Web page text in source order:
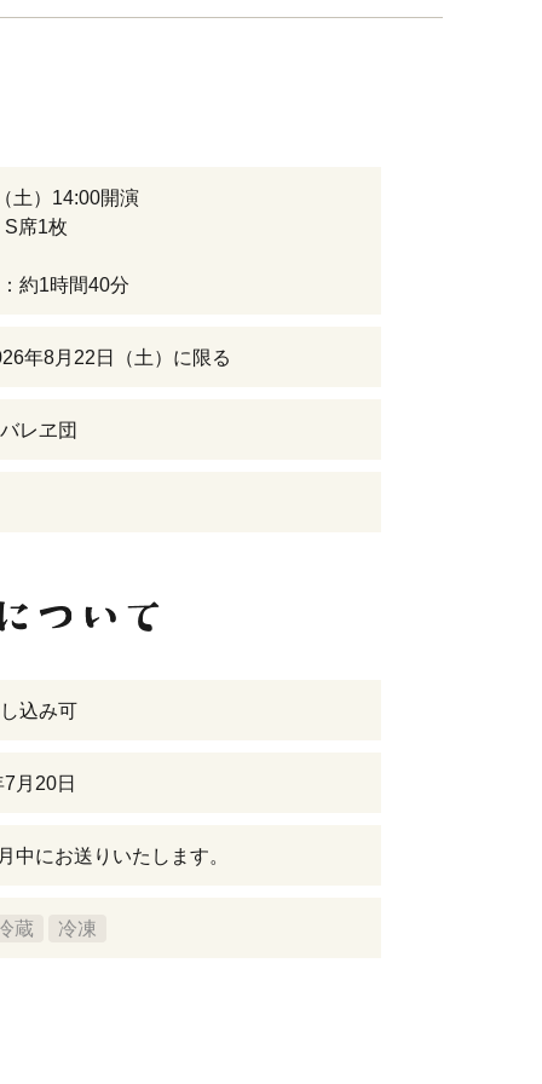
土）14:00開演
S席1枚
約1時間40分
年8月22日（土）に限る
レヱ団
込み可
月20日
中にお送りいたします。
蔵 冷凍